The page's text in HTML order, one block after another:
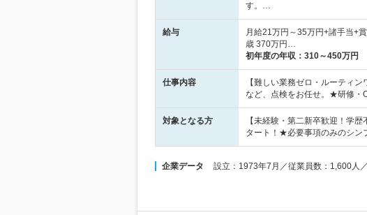
す。…
給与
月給21万円～35万円+諸手当+
歳 370万円…
初年度の年収： 310～450万円
仕事内容
【難しい業務ゼロ・ルーティ
など、点検をお任せ。★研修・
対象となる方
【未経験・第二新卒歓迎！学
タート！★必要事項のみのシン
企業データ 設立：1973年7月／従業員数：1,600人